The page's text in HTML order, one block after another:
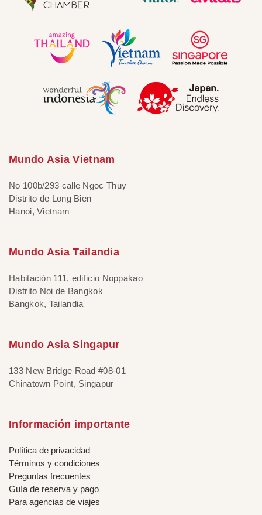
Mundo Asia Vietnam
No 100b/293 calle Ngoc Thuy
Distrito de Long Bien
Hanoi, Vietnam
Mundo Asia Tailandia
Habitación 111, edificio Noppakao
Distrito Noi de Bangkok
Bangkok, Tailandia
Mundo Asia Singapur
133 New Bridge Road #08-01
Chinatown Point, Singapur
Información importante
Política de privacidad
Términos y condiciones
Preguntas frecuentes
Guía de reserva y pago
Para agencias de viajes